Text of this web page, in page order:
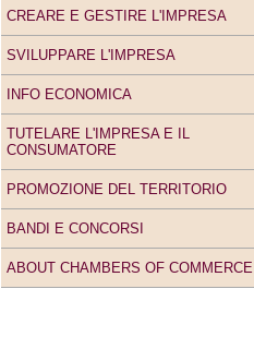
CREARE E GESTIRE L'IMPRESA
SVILUPPARE L'IMPRESA
INFO ECONOMICA
TUTELARE L'IMPRESA E IL
CONSUMATORE
PROMOZIONE DEL TERRITORIO
BANDI E CONCORSI
ABOUT CHAMBERS OF COMMERCE